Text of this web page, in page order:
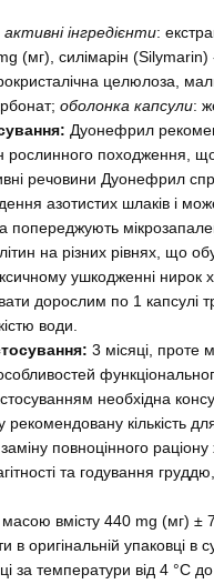
активні інгредієнти:
(мг), силімарін
целюлоза,
оболонка капсули:
Дуонефрил
рослинного походження,
речовини Дуонефрил
азотистих шлаків і
попереджують
на різних рівнях, що
ушкодженні нирок
дорослим по 1 капсулі
води.
3 місяці, проте
необхідна
кількість
повноцінного раціону
та годування
масою вмісту 440 mg (мг) ±
в оригінальній упаковці в
за температури від 4 °С